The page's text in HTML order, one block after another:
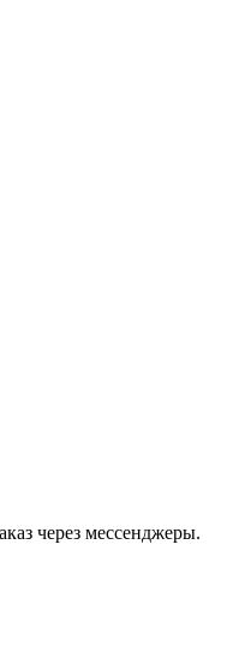
через мессенджеры.